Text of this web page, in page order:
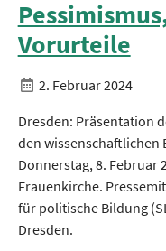
Vorurteile
2. Februar 2024
Dresden: Präsentation
den wissenschaftlichen
Donnerstag, 8. Februar
Frauenkirche.
für politische Bildung
Dresden.